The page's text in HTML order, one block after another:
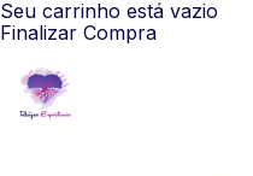
Seu carrinho está vazio
Finalizar Compra